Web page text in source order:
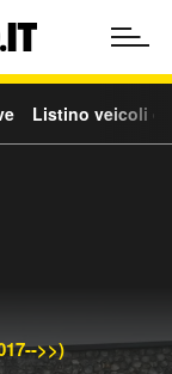
Listino veicoli
>>)